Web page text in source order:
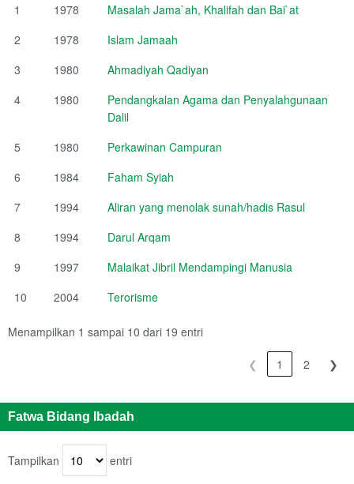
1
1978
Masalah Jama`ah, Khalifah dan Bai`at
2
1978
Islam Jamaah
3
1980
Ahmadiyah Qadiyan
4
1980
Pendangkalan Agama dan Penyalahgunaan
Dalil
5
1980
Perkawinan Campuran
6
1984
Faham Syiah
7
1994
Aliran yang menolak sunah/hadis Rasul
8
1994
Darul Arqam
9
1997
Malaikat Jibril Mendampingi Manusia
10
2004 Terorisme
Menampilkan 1 sampai 10 dari 19 entri
❮ 1 2 ❯
Fatwa Bidang Ibadah
Tampilkan entri